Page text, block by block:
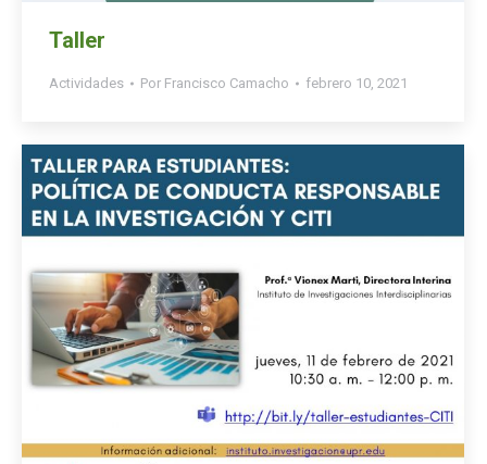
Taller
Actividades Por Francisco Camacho febrero 10, 2021